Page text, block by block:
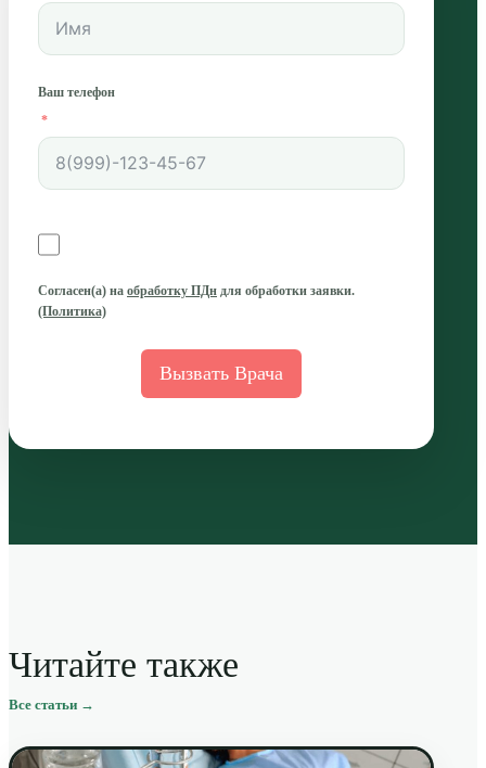
Ваш телефон
Согласен(а) на обработку ПДн для обработки заявки.
(Политика)
Вызвать Врача
Читайте также
Все статьи →